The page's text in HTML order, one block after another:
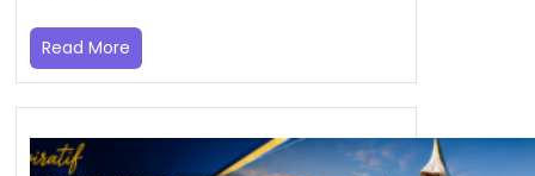
Read More